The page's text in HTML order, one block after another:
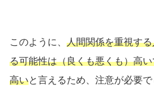
このように、 人間関係を重視す
る可能性は（良くも悪くも）高
高いと言えるため、注意が必要で